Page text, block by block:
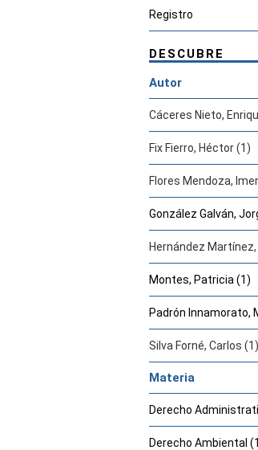
Registro
DESCUBRE
Autor
Cáceres Nieto,
Fix Fierro, Héctor (1)
Flores Mendoza,
González Galván,
Hernández
Montes, Patricia (1)
Padrón Innamorato,
Silva Forné, Carlos (1)
Materia
Derecho
Derecho Ambiental